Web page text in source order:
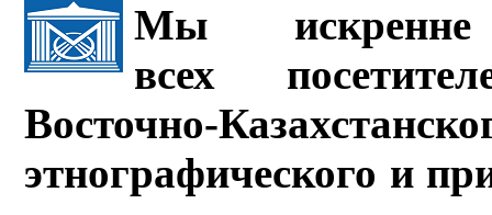
Мы искренне
всех
Восточно-
этнографического и